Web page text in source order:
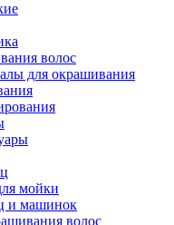
волос
для окрашивания
мойки
и машинок
волос